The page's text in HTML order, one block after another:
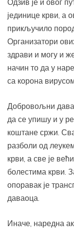
Одзив је и овог
јединице крви, а
прикључило
Организатори
здрави и могу и
начин то да у
са корона
Добровољни
да се упишу и у
коштане сржи.
разболи од
крви, а све је
болестима крви.
опоравак је
даваоца.
Иначе, наредна